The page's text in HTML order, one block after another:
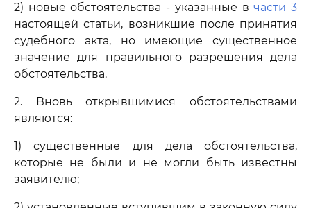
2) новые обстоятельства - указанные вчасти 3
настоящей статьи, возникшие после принятия
судебного акта, но имеющие существенное
значение для правильного разрешения дела
обстоятельства.
2. Вновь открывшимися обстоятельствами
являются:
1) существенные для дела обстоятельства,
которые не были и не могли быть известны
заявителю;